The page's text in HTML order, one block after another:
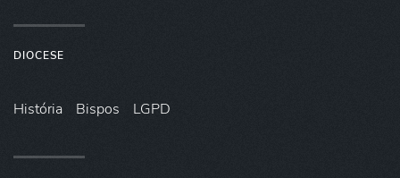
DIOCESE
História Bispos LGPD